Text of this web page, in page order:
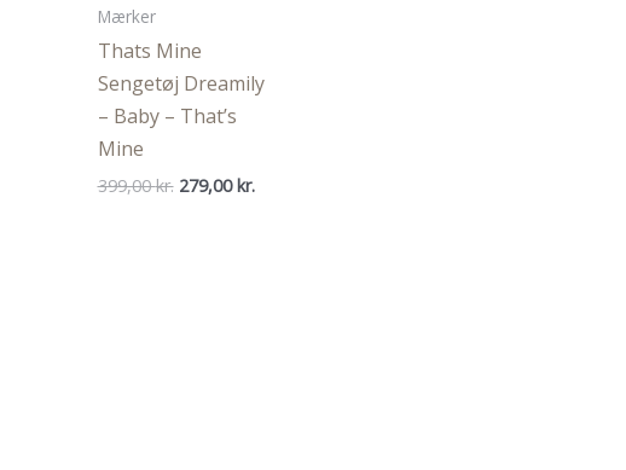
Mærker
Thats Mine
Sengetøj Dreamily
– Baby – That’s
Mine
399,00kr. Den
279,00kr.Den